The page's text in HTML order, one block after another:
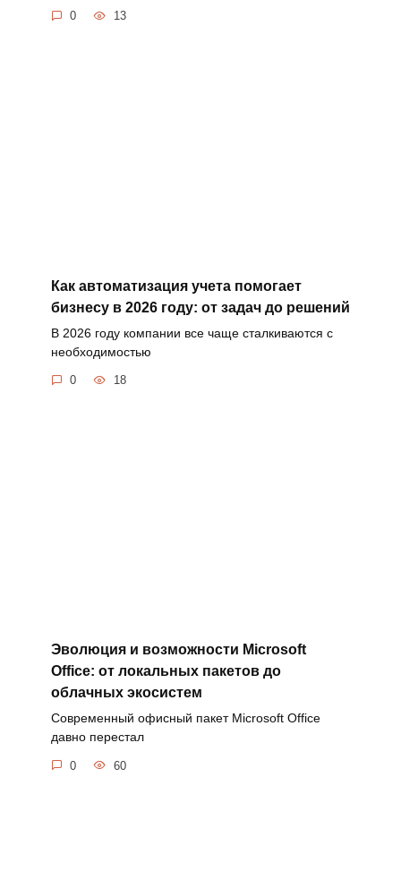
0 13
Как автоматизация учета помогает
бизнесу в 2026 году: от задач до решений
В 2026 году компании все чаще сталкиваются с
необходимостью
0 18
Эволюция и возможности Microsoft
Office: от локальных пакетов до
облачных экосистем
Современный офисный пакет Microsoft Office
давно перестал
0 60